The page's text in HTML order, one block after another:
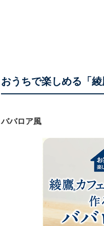
おうちで楽しめる「
ババロア風